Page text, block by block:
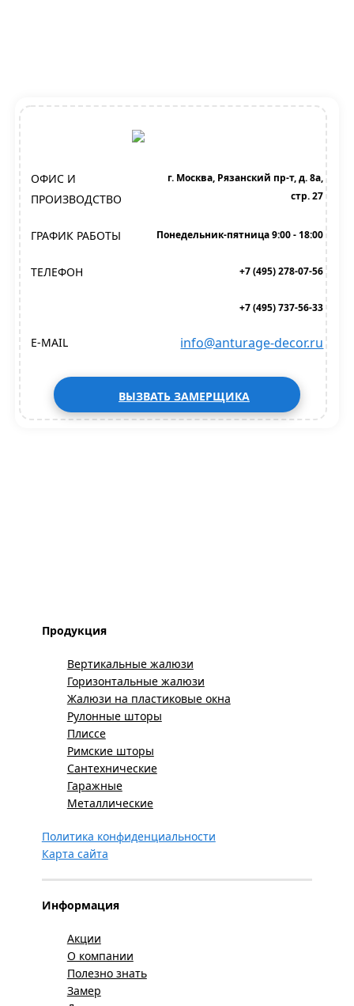
ОФИС И
ПРОИЗВОДСТВО
г. Москва, Рязанский пр-т, д. 8а,
стр. 27
ГРАФИК РАБОТЫ Понедельник-пятница 9:00 - 18:00
ТЕЛЕФОН +7 (495) 278-07-56
+7 (495) 737-56-33
E-MAIL info@anturage-decor.ru
ВЫЗВАТЬ ЗАМЕРЩИКА
Продукция
Вертикальные жалюзи
Горизонтальные жалюзи
Жалюзи на пластиковые окна
Рулонные шторы
Плиссе
Римские шторы
Сантехнические
Гаражные
Металлические
Политика конфиденциальности
Карта сайта
Информация
Акции
О компании
Полезно знать
Замер